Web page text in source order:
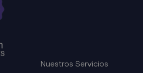
Nuestros Servicios